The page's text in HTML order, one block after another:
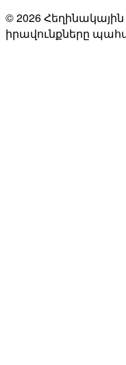
© 2026
իրավունքները